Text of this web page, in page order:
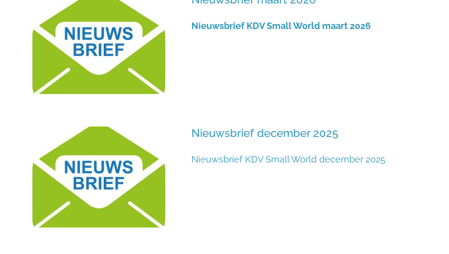
Nieuwsbrief KDV Small World maart 2026
Nieuwsbrief december 2025
Nieuwsbrief KDV Small World december 2025